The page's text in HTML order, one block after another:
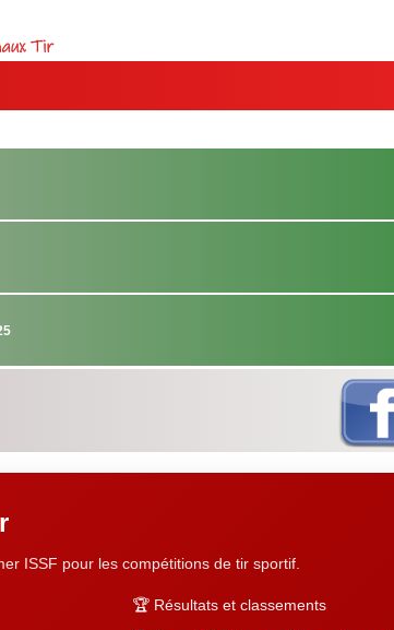
ISSF pour les compétitions de tir sportif.
🏆 Résultats et classements